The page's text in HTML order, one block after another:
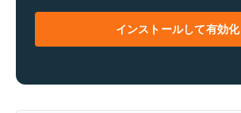
*
インストールして有効化